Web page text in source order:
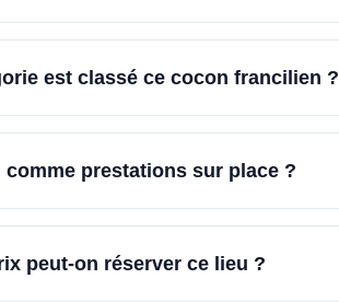
est classé ce cocon francilien ?
prestations sur place ?
peut-on réserver ce lieu ?